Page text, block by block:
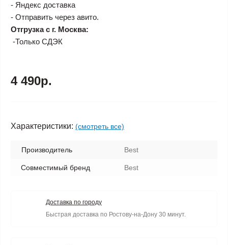
- Яндекс доставка
- Отправить через авито.
Отгрузка с г. Москва:
-Только СДЭК
4 490р.
Характеристики: (смотреть все)
Производитель Best
Совместимый бренд Best
Доставка по городу
Быстрая доставка по Ростову-на-Дону 30 минут.